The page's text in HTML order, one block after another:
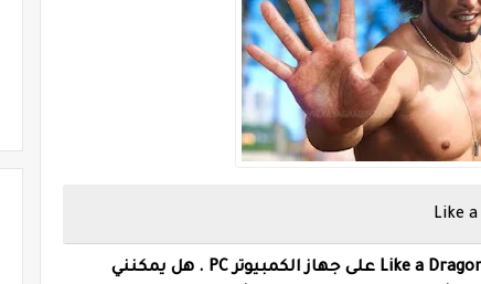
اليك ادناه متطلبات تشغيل لعبة Like a Dragon: Infinite Wealth على جهاز الكمبيوتر PC . هل يمكنني